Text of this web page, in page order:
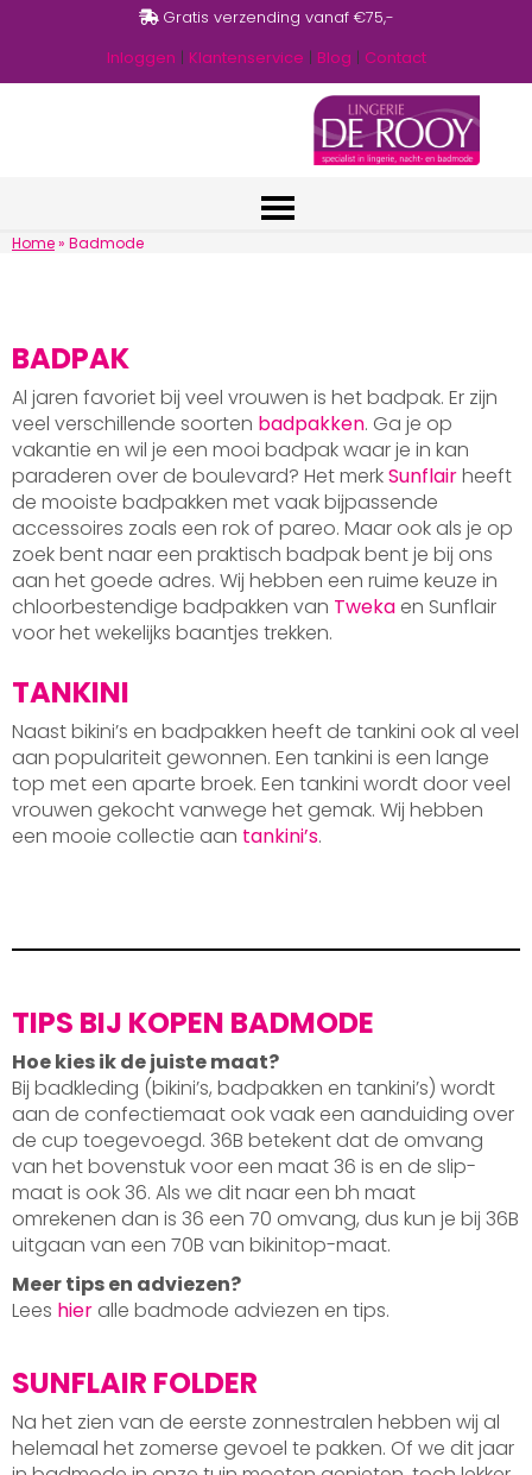
Gratis verzending vanaf €75,-
Inloggen | Klantenservice | Blog | Contact
Home» Badmode
BADPAK
Al jaren favoriet bij veel vrouwen is het badpak. Er zijn
veel verschillende soorten badpakken. Ga je op
vakantie en wil je een mooi badpak waar je in kan
paraderen over de boulevard? Het merkSunflairheeft
de mooiste badpakken met vaak bijpassende
accessoires zoals een rok of pareo. Maar ook als je op
zoek bent naar een praktisch badpak bent je bij ons
aan het goede adres. Wij hebben een ruime keuze in
chloorbestendige badpakken van Tweka en Sunflair
voor het wekelijks baantjes trekken.
TANKINI
Naast bikini’s en badpakken heeft de tankini ook al veel
aan populariteit gewonnen. Een tankini is een lange
top met een aparte broek. Een tankini wordt door veel
vrouwen gekocht vanwege het gemak. Wij hebben
een mooie collectie aan tankini’s.
TIPS BIJ KOPEN BADMODE
Hoe kies ik de juiste maat?
Bij badkleding (bikini’s, badpakken en tankini’s) wordt
aan de confectiemaat ook vaak een aanduiding over
de cup toegevoegd. 36B betekent dat de omvang
van het bovenstuk voor een maat 36 is en de slip-
maat is ook 36. Als we dit naar een bh maat
omrekenen dan is 36 een 70 omvang, dus kun je bij 36B
uitgaan van een 70B van bikinitop-maat.
Meer tips en adviezen?
Lees hier alle badmode adviezen en tips.
SUNFLAIR FOLDER
Na het zien van de eerste zonnestralen hebben wij al
helemaal het zomerse gevoel te pakken. Of we dit jaar